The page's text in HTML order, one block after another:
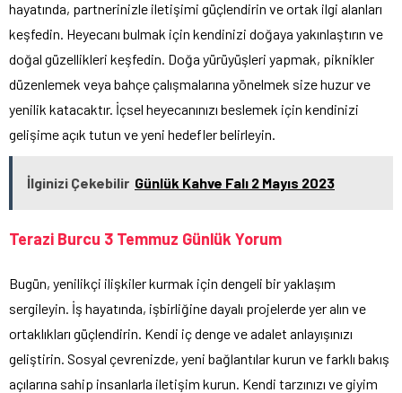
hayatında, partnerinizle iletişimi güçlendirin ve ortak ilgi alanları
keşfedin. Heyecanı bulmak için kendinizi doğaya yakınlaştırın ve
doğal güzellikleri keşfedin. Doğa yürüyüşleri yapmak, piknikler
düzenlemek veya bahçe çalışmalarına yönelmek size huzur ve
yenilik katacaktır. İçsel heyecanınızı beslemek için kendinizi
gelişime açık tutun ve yeni hedefler belirleyin.
İlginizi Çekebilir Günlük Kahve Falı 2 Mayıs 2023
Terazi Burcu 3 Temmuz Günlük Yorum
Bugün, yenilikçi ilişkiler kurmak için dengeli bir yaklaşım
sergileyin. İş hayatında, işbirliğine dayalı projelerde yer alın ve
ortaklıkları güçlendirin. Kendi iç denge ve adalet anlayışınızı
geliştirin. Sosyal çevrenizde, yeni bağlantılar kurun ve farklı bakış
açılarına sahip insanlarla iletişim kurun. Kendi tarzınızı ve giyim